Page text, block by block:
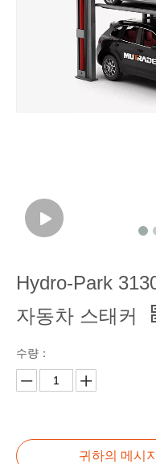
Hydro-Park
자동차 스태커
수량：
귀하의 메시지